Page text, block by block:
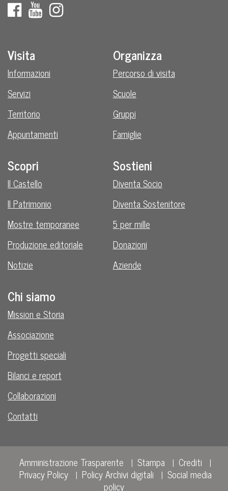
Visita
Informazioni
Servizi
Territorio
Appuntamenti
Organizza
Percorso di visita
Scuole
Gruppi
Famiglie
Scopri
Il Castello
Il Patrimonio
Mostre temporanee
Produzione editoriale
Notizie
Sostieni
Diventa Socio
Diventa Sostenitore
5 per mille
Donazioni
Aziende
Chi siamo
Mission e Storia
Associazione
Progetti speciali
Bilanci e report
Collaborazioni
Contatti
Amministrazione Trasparente Stampa
Crediti
Privacy Policy
Policy Archivi digitali
Social media
policy